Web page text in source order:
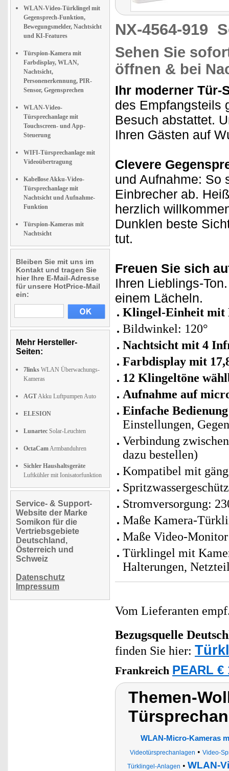
WLAN-Video-Türklingel mit
Gegensprech-Funktion,
Bewegungsmelder, Nachtsicht
und KI-Features
Türspion-Kamera mit
Farbdisplay, WLAN,
Nachtsicht,
Personenerkennung, PIR-
Sensor, Gegensprechen
WLAN-Video-
Türsprechanlage mit
Touchscreen- und App-
Steuerung
WIFI-Türsprechanlage mit
Videoübertragung
Kabellose Akku-Video-
Türsprechanlage mit
Nachtsicht und Aufnahme-
Funktion
Türspion-Kameras mit
Nachtsicht
Bleiben Sie mit uns im
Kontakt und tragen Sie
hier Ihre E-Mail-Adresse
für unsere HotPrice-Mail
ein:
Mehr Hersteller-
Seiten:
7links WLAN Überwachungs-
Kameras
AGTAkku Luftpumpen Auto
ELESION
Lunartec Solar-Leuchten
OctaCamArmbanduhren
Sichler Haushaltsgeräte
Luftkühler mit Ionisatorfunktion
Service- & Support-
Website der Marke
Somikon für die
Vertriebsgebiete
Deutschland,
Österreich und
Schweiz
Datenschutz
Impressum
NX-4564-919
Sehen Sie
öffnen & bei
Ihr moderner Tür-
des Empfangsteils
Besuch abstattet.
Ihren Gästen auf
Clevere
und Aufnahme: So
Einbrecher ab.
herzlich
Dunklen beste
tut.
Freuen Sie sich
Ihren Lieblings-
einem Lächeln.
Klingel-Einheit mit
Bildwinkel: 120°
Nachtsicht mit 4
Farbdisplay mit
12 Klingeltöne
Aufnahme auf
Einfache
Einstellungen,
Verbindung
dazu bestellen)
Kompatibel mit
Stromversorgung:
Maße Kamera-
Maße Video-
Türklingel mit
Halterungen,
Vom Lieferanten
Bezugsquelle
finden Sie hier:
Frankreich PEARL €
Themen-
WLAN-Micro-Kameras
Videotürsprechanlagen • Video-
Türklingel-Anlagen • WLAN-